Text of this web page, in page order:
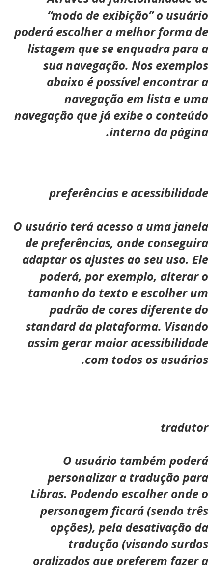
“modo de exibição” o usuário
poderá escolher a melhor forma de
listagem que se enquadra para a
sua navegação. Nos exemplos
abaixo é possível encontrar a
navegação em lista e uma
navegação que já exibe o conteúdo
interno da página.
preferências e acessibilidade
O usuário terá acesso a uma janela
de preferências, onde conseguira
adaptar os ajustes ao seu uso. Ele
poderá, por exemplo, alterar o
tamanho do texto e escolher um
padrão de cores diferente do
standard da plataforma. Visando
assim gerar maior acessibilidade
com todos os usuários.
tradutor
O usuário também poderá
personalizar a tradução para
Libras. Podendo escolher onde o
personagem ficará (sendo três
opções), pela desativação da
tradução (visando surdos
oralizados que preferem fazer a